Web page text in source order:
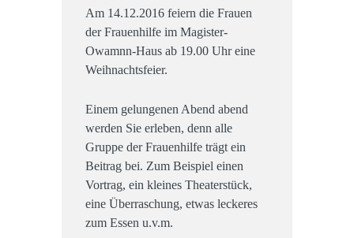
Am 14.12.2016 feiern die Frauen
der Frauenhilfe im Magister-
Owamnn-Haus ab 19.00 Uhr eine
Weihnachtsfeier.
Einem gelungenen Abend abend
werden Sie erleben, denn alle
Gruppe der Frauenhilfe trägt ein
Beitrag bei. Zum Beispiel einen
Vortrag, ein kleines Theaterstück,
eine Überraschung, etwas leckeres
zum Essen u.v.m.